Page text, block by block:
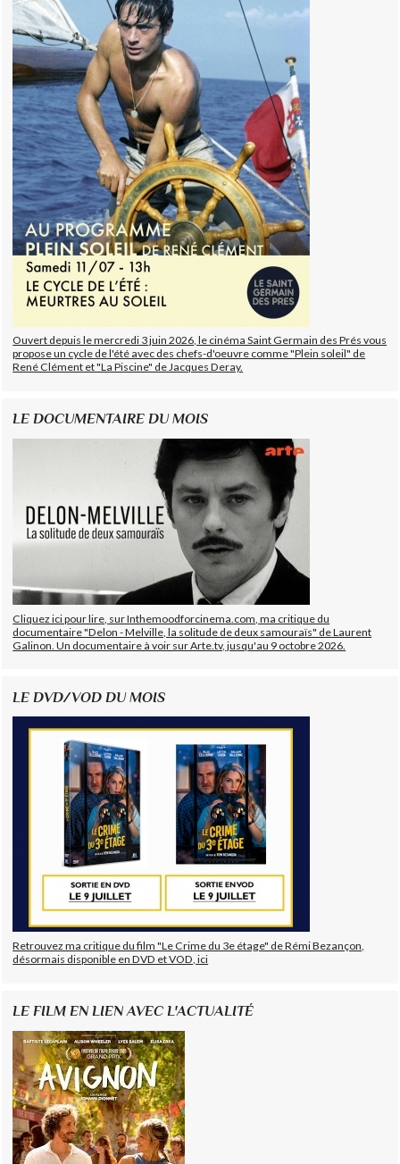
Ouvert depuis le mercredi 3 juin 2026, le cinéma Saint Germain des Prés vous
propose un cycle de l'été avec des chefs-d'oeuvre comme "Plein soleil" de
René Clément et "La Piscine" de Jacques Deray.
LE DOCUMENTAIRE DU MOIS
Cliquez ici pour lire, sur Inthemoodforcinema.com, ma critique du
documentaire "Delon - Melville, la solitude de deux samouraïs" de Laurent
Galinon. Un documentaire à voir sur Arte.tv, jusqu'au 9 octobre 2026.
LE DVD/VOD DU MOIS
Retrouvez ma critique du film "Le Crime du 3e étage" de Rémi Bezançon,
désormais disponible en DVD et VOD, ici
LE FILM EN LIEN AVEC L'ACTUALITÉ